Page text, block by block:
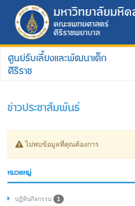
ศูนย์รับเลี้ยงและพัฒนาเด็ก
ศิริราช
ข่าวประชาสัมพันธ์
ไม่พบข้อมูลที่คุณต้องการ
หมวดหมู่
ปฏิทินกิจกรรม 1